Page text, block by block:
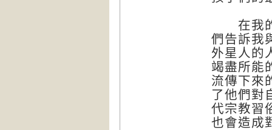
在我的
們告訴我
外星人的
竭盡所能
流傳下來
了他們對
代宗教習
也會造成